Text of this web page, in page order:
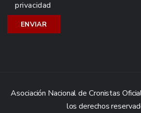
privacidad
Asociación Nacional de Cronistas
los derechos